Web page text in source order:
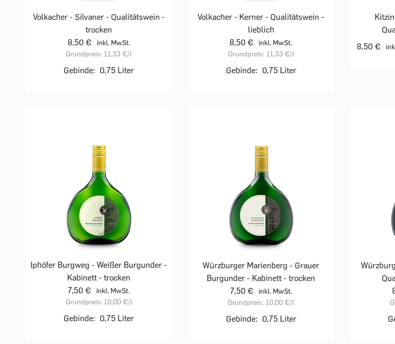
Volkacher - Silvaner - Qualitätswein -
trocken
8,50 €
inkl. MwSt.
Grundpreis: 11,33 €/l
Gebinde: 0,75 Liter
Volkacher - Kerner - Qualitätswein -
lieblich
8,50 €
inkl. MwSt.
Grundpreis: 11,33 €/l
Gebinde: 0,75 Liter
8,50 €
Iphöfer Burgweg - Weißer Burgunder -
Kabinett - trocken
7,50 €
inkl. MwSt.
Grundpreis: 10,00 €/l
Gebinde: 0,75 Liter
Würzburger Marienberg - Grauer
Burgunder - Kabinett - trocken
7,50 €
inkl. MwSt.
Grundpreis: 10,00 €/l
Gebinde: 0,75 Liter